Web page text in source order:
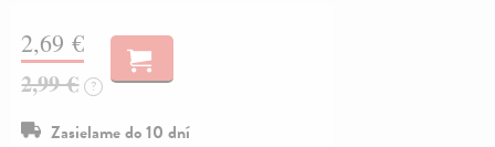
2,69 €
2,99 € ?
Zasielame do 10 dní